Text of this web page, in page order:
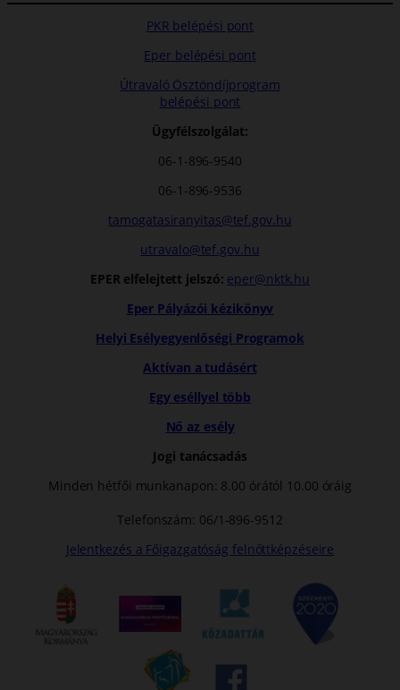
PKR belépési pont
Eper belépési pont
Útravaló Ösztöndíjprogram
belépési pont
Ügyfélszolgálat:
06-1-896-9540
06-1-896-9536
tamogatasiranyitas@tef.gov.hu
utravalo@tef.gov.hu
EPER elfelejtett jelszó: eper@nktk.hu
Eper Pályázói kézikönyv
Helyi Esélyegyenlőségi Programok
Aktívan a tudásért
Egy eséllyel több
Nő az esély
Jogi tanácsadás
Minden hétfői munkanapon: 8.00 órától 10.00 óráig
Telefonszám: 06/1-896-9512
Jelentkezés a Főigazgatóság felnőttképzéseire